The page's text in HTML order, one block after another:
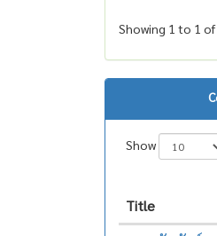
Showing 1 to 1
Show
Title